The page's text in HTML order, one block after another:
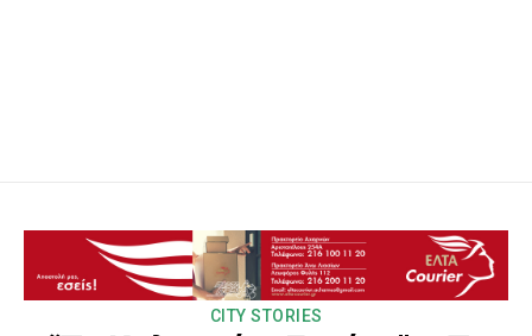
CITY STORIES